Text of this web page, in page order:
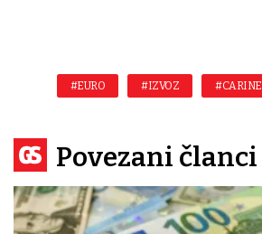
#EURO #IZVOZ #CARINE
Povezani članci